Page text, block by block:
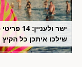
ישר
שילכו איתכן כל הקיץ